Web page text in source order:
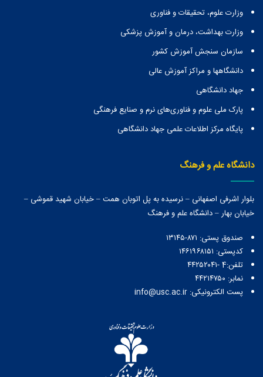
وزارت علوم، تحقیقات و فناوری
وزارت بهداشت، درمان و آموزش پزشکی
سازمان سنجش آموزش کشور
دانشگاهها و مراكز آموزش عالی
جهاد دانشگاهی
پارک ملی علوم و فناوری‌های نرم و صنایع فرهنگی
پایگاه مرکز اطلاعات علمی جهاد دانشگاهی
دانشگاه علم و فرهنگ
بلوار اشرفی اصفهانی – نرسیده به پل اتوبان همت – خیابان شهید قموشی –
خیابان بهار – دانشگاه علم و فرهنگ
صندوق پستی:‌ ۸۷۱-۱۳۱۴۵
کدپستی: ۱۴۶۱۹۶۸۱۵۱
تلفن:4 -۴۴۲۵۲۰۴۱
نمابر: ۴۴۲۱۴۷۵۰
پست الکترونیکی: info@usc.ac.ir